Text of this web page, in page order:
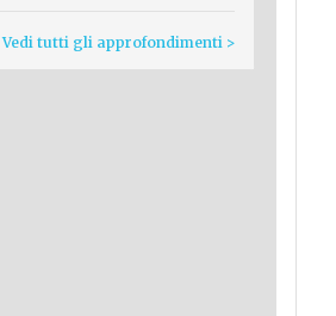
Vedi tutti gli approfondimenti >